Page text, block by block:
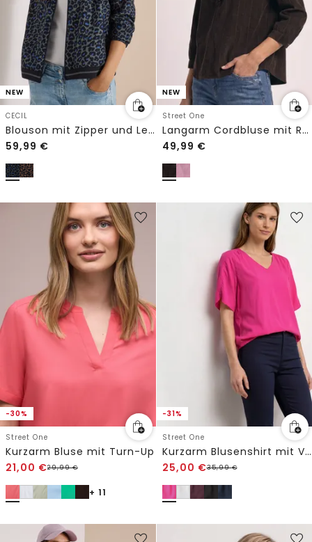
NEW
CECIL
Blouson mit Zipper und Leo-Muster
59,99 €
NEW
Street One
Langarm Cordbluse mit Rüschendetails
49,99 €
-30%
Street One
Kurzarm Bluse mit Turn-Up
21,00 €29,99€
+ 11
-31%
Street One
Kurzarm Blusenshirt mit V-Neck
25,00 €35,99€